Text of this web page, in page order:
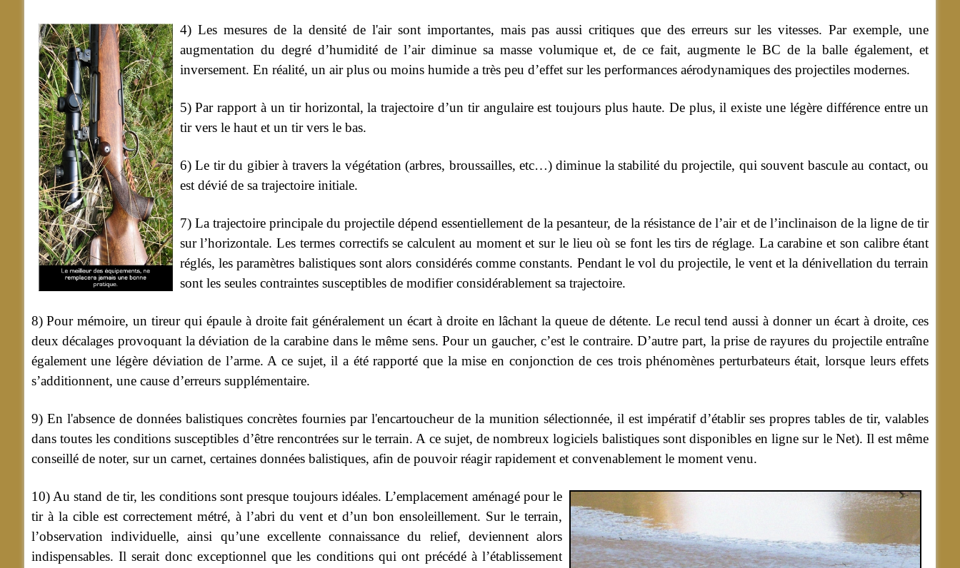
4) Les mesures de la densité de l'air sont importantes, mais pas aussi critiques que des erreurs sur les vitesses. Par exemple, une
augmentation du degré d’humidité de l’air diminue sa masse volumique et, de ce fait, augmente le BC de la balle également, et
inversement. En réalité, un air plus ou moins humide a très peu d’effet sur les performances aérodynamiques des projectiles modernes.
5) Par rapport à un tir horizontal, la trajectoire d’un tir angulaire est toujours plus haute. De plus, il existe une légère différence entre un
tir vers le haut et un tir vers le bas.
6) Le tir du gibier à travers la végétation (arbres, broussailles, etc…) diminue la stabilité du projectile, qui souvent bascule au contact, ou
est dévié de sa trajectoire initiale.
7) La trajectoire principale du projectile dépend essentiellement de la pesanteur, de la résistance de l’air et de l’inclinaison de la ligne de tir
sur l’horizontale. Les termes correctifs se calculent au moment et sur le lieu où se font les tirs de réglage. La carabine et son calibre étant
réglés, les paramètres balistiques sont alors considérés comme constants. Pendant le vol du projectile, le vent et la dénivellation du terrain
sont les seules contraintes susceptibles de modifier considérablement sa trajectoire.
8) Pour mémoire, un tireur qui épaule à droite fait généralement un écart à droite en lâchant la queue de détente. Le recul tend aussi à donner un écart à droite, ces
deux décalages provoquant la déviation de la carabine dans le même sens. Pour un gaucher, c’est le contraire. D’autre part, la prise de rayures du projectile entraîne
également une légère déviation de l’arme. A ce sujet, il a été rapporté que la mise en conjonction de ces trois phénomènes perturbateurs était, lorsque leurs effets
s’additionnent, une cause d’erreurs supplémentaire.
9) En l'absence de données balistiques concrètes fournies par l'encartoucheur de la munition sélectionnée, il est impératif d’établir ses propres tables de tir, valables
dans toutes les conditions susceptibles d’être rencontrées sur le terrain. A ce sujet, de nombreux logiciels balistiques sont disponibles en ligne sur le Net). Il est même
conseillé de noter, sur un carnet, certaines données balistiques, afin de pouvoir réagir rapidement et convenablement le moment venu.
10) Au stand de tir, les conditions sont presque toujours idéales. L’emplacement aménagé pour le
tir à la cible est correctement métré, à l’abri du vent et d’un bon ensoleillement. Sur le terrain,
l’observation individuelle, ainsi qu’une excellente connaissance du relief, deviennent alors
indispensables. Il serait donc exceptionnel que les conditions qui ont précédé à l’établissement